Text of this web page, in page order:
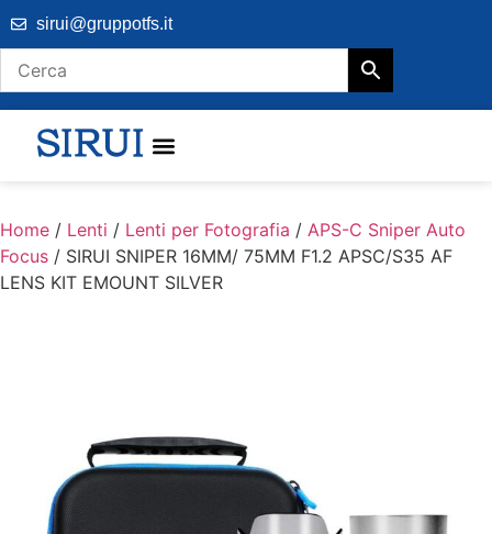
sirui@gruppotfs.it
Home / Lenti / Lenti per Fotografia / APS-C Sniper Auto
Focus / SIRUI SNIPER 16MM/ 75MM F1.2 APSC/S35 AF
LENS KIT EMOUNT SILVER